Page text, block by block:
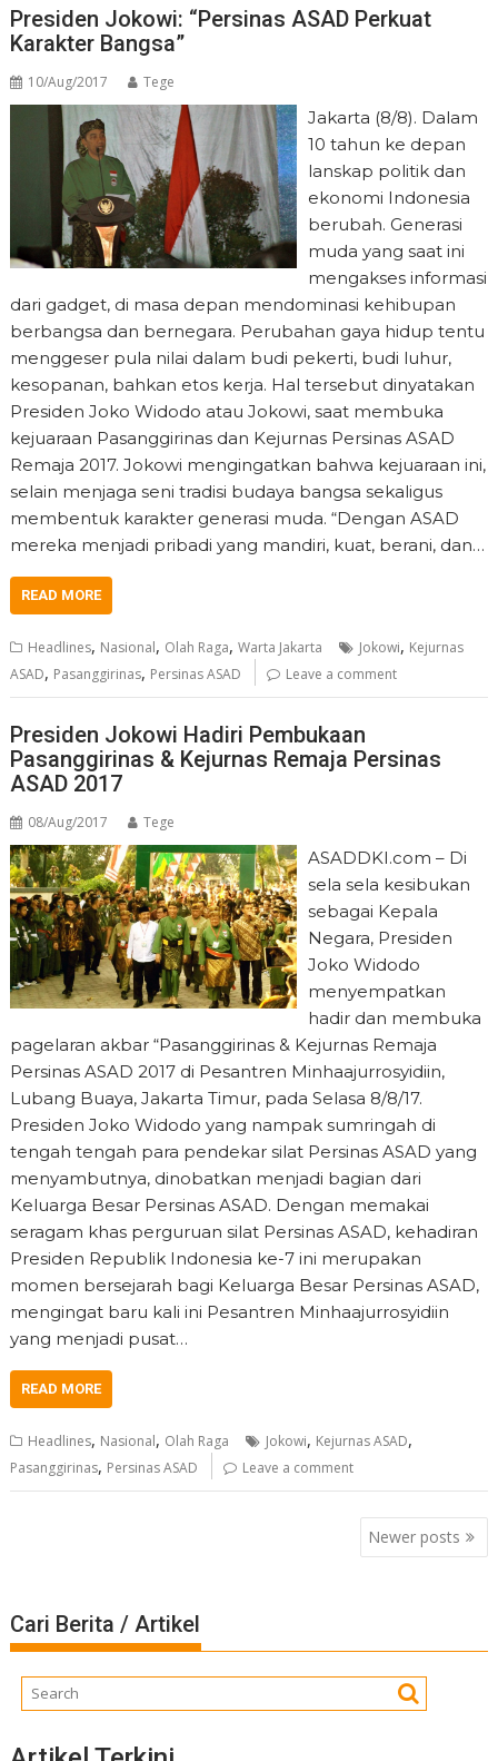
Presiden Jokowi: “Persinas ASAD Perkuat
Karakter Bangsa”
10/Aug/2017 Tege
Jakarta (8/8). Dalam
10 tahun ke depan
lanskap politik dan
ekonomi Indonesia
berubah. Generasi
muda yang saat ini
mengakses informasi
dari gadget, di masa depan mendominasi kehibupan
berbangsa dan bernegara. Perubahan gaya hidup tentu
menggeser pula nilai dalam budi pekerti, budi luhur,
kesopanan, bahkan etos kerja. Hal tersebut dinyatakan
Presiden Joko Widodo atau Jokowi, saat membuka
kejuaraan Pasanggirinas dan Kejurnas Persinas ASAD
Remaja 2017. Jokowi mengingatkan bahwa kejuaraan ini,
selain menjaga seni tradisi budaya bangsa sekaligus
membentuk karakter generasi muda. “Dengan ASAD
mereka menjadi pribadi yang mandiri, kuat, berani, dan…
READ MORE
Headlines, Nasional, Olah Raga,Warta Jakarta Jokowi, Kejurnas
ASAD, Pasanggirinas, Persinas ASAD Leave a comment
Presiden Jokowi Hadiri Pembukaan
Pasanggirinas & Kejurnas Remaja Persinas
ASAD 2017
08/Aug/2017 Tege
ASADDKI.com – Di
sela sela kesibukan
sebagai Kepala
Negara, Presiden
Joko Widodo
menyempatkan
hadir dan membuka
pagelaran akbar “Pasanggirinas & Kejurnas Remaja
Persinas ASAD 2017 di Pesantren Minhaajurrosyidiin,
Lubang Buaya, Jakarta Timur, pada Selasa 8/8/17.
Presiden Joko Widodo yang nampak sumringah di
tengah tengah para pendekar silat Persinas ASAD yang
menyambutnya, dinobatkan menjadi bagian dari
Keluarga Besar Persinas ASAD. Dengan memakai
seragam khas perguruan silat Persinas ASAD, kehadiran
Presiden Republik Indonesia ke-7 ini merupakan
momen bersejarah bagi Keluarga Besar Persinas ASAD,
mengingat baru kali ini Pesantren Minhaajurrosyidiin
yang menjadi pusat…
READ MORE
Headlines, Nasional, Olah Raga Jokowi, Kejurnas ASAD,
Pasanggirinas, Persinas ASAD Leave a comment
Newer posts
Cari Berita / Artikel